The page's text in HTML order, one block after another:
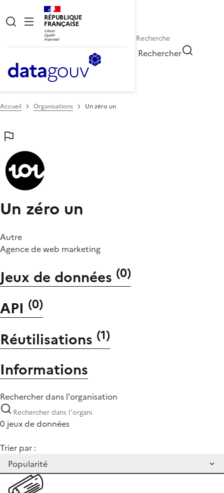
RÉPUBLIQUE
FRANÇAISE
Rechercher
Accueil Organisations Un zéro un
Un zéro un
Autre
Agence de web marketing
Jeux de données (0)
API (0)
Réutilisations (1)
Informations
Rechercher dans l'organisation
0 jeux de données
Trier par :